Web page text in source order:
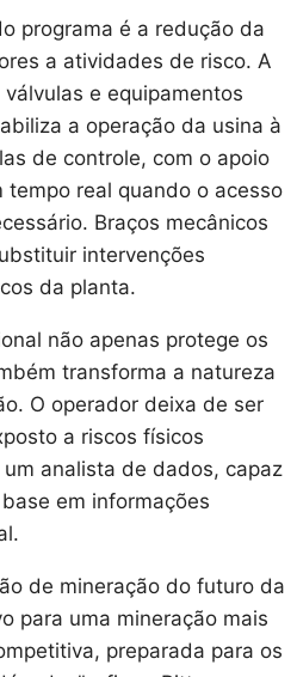
programa é a redução da
a atividades de risco. A
e equipamentos
a operação da usina à
de controle, com o apoio
real quando o acesso
Braços mecânicos
intervenções
da planta.
não apenas protege os
transforma a natureza
O operador deixa de ser
a riscos físicos
analista de dados, capaz
em informações
de mineração do futuro da
para uma mineração mais
preparada para os